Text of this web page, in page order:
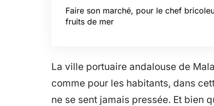
Faire son marché, pour le chef
fruits de mer
La ville portuaire andalouse de
comme pour les habitants, dans
ne se sent jamais pressée. Et bien